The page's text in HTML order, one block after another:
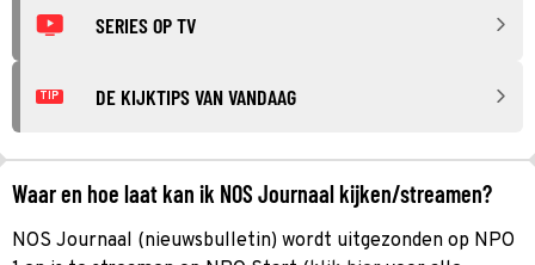
SERIES OP TV
TIP DE KIJKTIPS VAN VANDAAG
Waar en hoe laat kan ik NOS Journaal kijken/streamen?
NOS Journaal (nieuwsbulletin) wordt uitgezonden op NPO